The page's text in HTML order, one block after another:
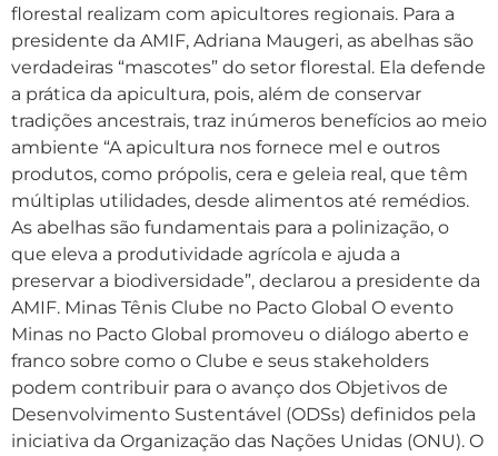
florestal realizam com apicultores regionais. Para a
presidente da AMIF, Adriana Maugeri, as abelhas são
verdadeiras “mascotes” do setor florestal. Ela defende
a prática da apicultura, pois, além de conservar
tradições ancestrais, traz inúmeros benefícios ao meio
ambiente “A apicultura nos fornece mel e outros
produtos, como própolis, cera e geleia real, que têm
múltiplas utilidades, desde alimentos até remédios.
As abelhas são fundamentais para a polinização, o
que eleva a produtividade agrícola e ajuda a
preservar a biodiversidade”, declarou a presidente da
AMIF. Minas Tênis Clube no Pacto Global O evento
Minas no Pacto Global promoveu o diálogo aberto e
franco sobre como o Clube e seus stakeholders
podem contribuir para o avanço dos Objetivos de
Desenvolvimento Sustentável (ODSs) definidos pela
iniciativa da Organização das Nações Unidas (ONU). O